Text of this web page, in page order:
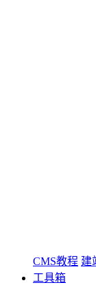
CMS教程 建
工具箱